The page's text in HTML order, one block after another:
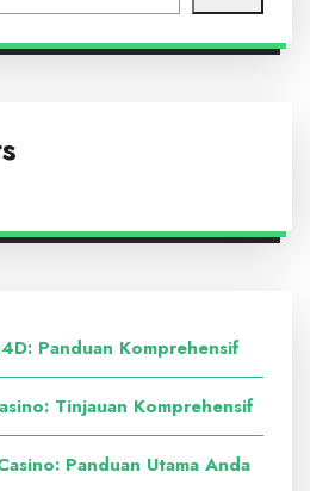
Panduan Komprehensif
Tinjauan Komprehensif
Panduan Utama Anda